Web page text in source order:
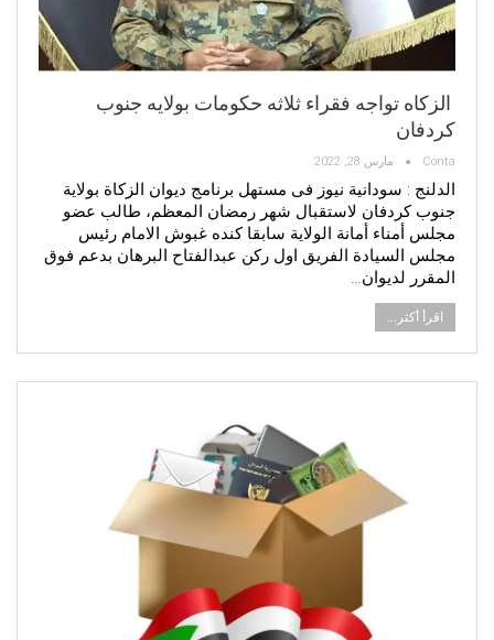
الزكاه تواجه فقراء ثلاثه حكومات بولايه جنوب
كردفان
Conta مارس 28, 2022
الدلنج : سودانية نيوز فى مستهل برنامج ديوان الزكاة بولاية
جنوب كردفان لاستقبال شهر رمضان المعظم، طالب عضو
مجلس أمناء أمانة الولاية سابقا كنده غبوش الامام رئيس
مجلس السيادة الفريق اول ركن عبدالفتاح البرهان بدعم فوق
المقرر لديوان…
اقرأ أكثر...